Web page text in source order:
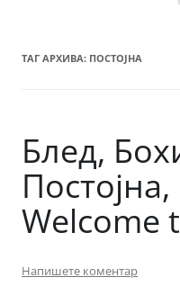
ТАГ АРХИВА: ПОСТОЈНА
Блед,
Welcome
Напишете коментар